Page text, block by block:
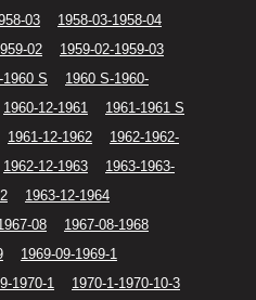
03
1958-03-1958-04
02
1959-02-1959-03
1960 S
1960 S-1960-
1960-12-1961
1961-1961 S
1961-12-1962
1962-1962-
1962-12-1963
1963-1963-
1963-12-1964
08
1967-08-1968
1969-09-1969-1
1970-1
1970-1-1970-10-3